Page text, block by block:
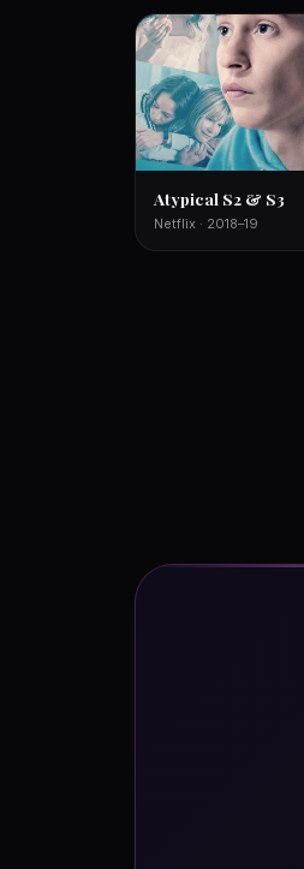
Atypical S2 & S3
Netflix · 2018–19